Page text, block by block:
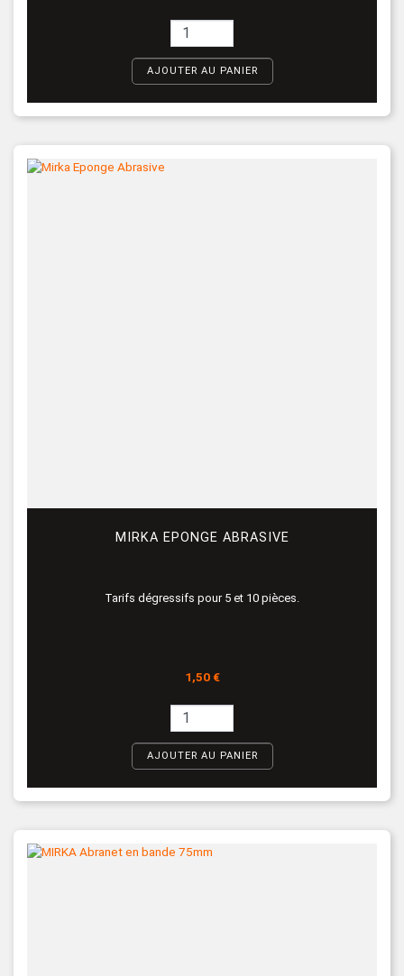
AJOUTER AU PANIER
MIRKA EPONGE ABRASIVE
Tarifs dégressifs pour 5 et 10 pièces.
Prix
1,50 €
AJOUTER AU PANIER